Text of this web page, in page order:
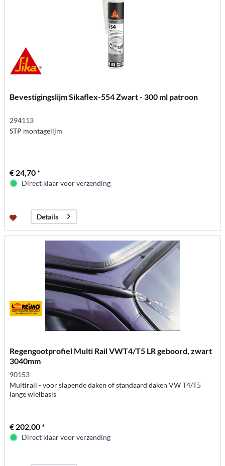
Bevestigingslijm Sikaflex-554 Zwart - 300 ml patroon
294113
STP montagelijm
€ 24,70 *
Direct klaar voor verzending
Details
Regengootprofiel Multi Rail VWT4/T5 LR geboord, zwart
3040mm
90153
Multirail - voor slapende daken of standaard daken VW T4/T5
lange wielbasis
€ 202,00 *
Direct klaar voor verzending